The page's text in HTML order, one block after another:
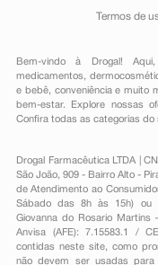
Termos de
Bem-vindo à Drogal!
medicamentos ,
e bebê, conveniênciae muito
bem-estar. Explore nossas
Confira todas as categorias do
Drogal Farmacêutica LTDA |
São João, 909 - Bairro Alto -
de Atendimento ao
Sábado das 8h às 15h) ou
Giovanna do Rosario Martins
Anvisa (AFE): 7.15583.1 /
contidas neste site, como
não devem ser usadas para